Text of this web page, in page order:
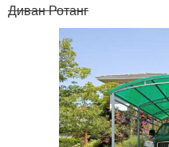
Диван Ротанг